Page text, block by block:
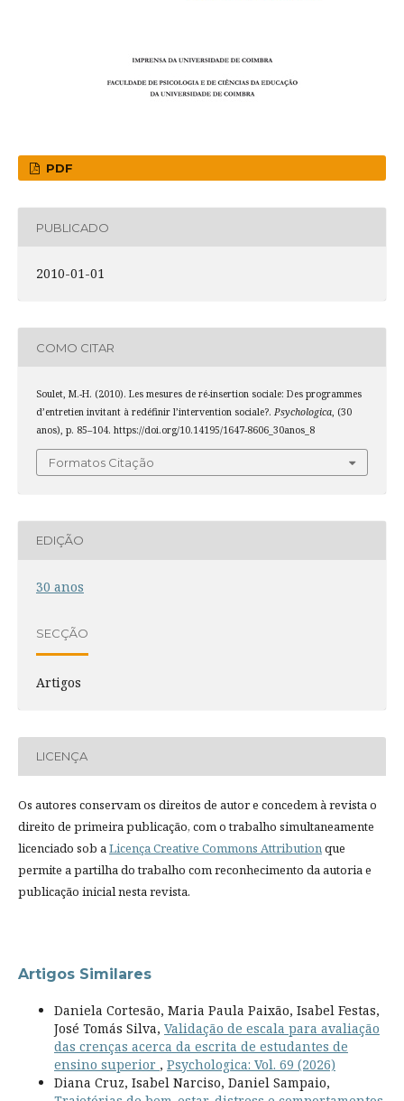
PDF
PUBLICADO
2010-01-01
COMO CITAR
Soulet, M.-H. (2010). Les mesures de ré-insertion sociale: Des programmes
d’entretien invitant à redéfinir l’intervention sociale?. Psychologica, (30
anos), p. 85–104. https://doi.org/10.14195/1647-8606_30anos_8
Formatos Citação
EDIÇÃO
30 anos
SECÇÃO
Artigos
LICENÇA
Os autores conservam os direitos de autor e concedem à revista o
direito de primeira publicação, com o trabalho simultaneamente
licenciado sob aLicença Creative Commons Attributionque
permite a partilha do trabalho com reconhecimento da autoria e
publicação inicial nesta revista.
Artigos Similares
Daniela Cortesão, Maria Paula Paixão, Isabel Festas,
José Tomás Silva, Validação de escala para avaliação
das crenças acerca da escrita de estudantes de
ensino superior , Psychologica: Vol. 69 (2026)
Diana Cruz, Isabel Narciso, Daniel Sampaio,